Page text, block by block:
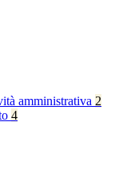
amministrativa 2
4